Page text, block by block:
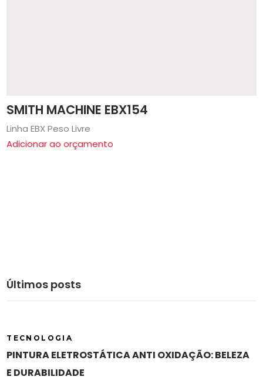
SMITH MACHINE EBX154
Linha EBX Peso Livre
Adicionar ao orçamento
Últimos posts
TECNOLOGIA
PINTURA ELETROSTÁTICA ANTI OXIDAÇÃO: BELEZA
E DURABILIDADE